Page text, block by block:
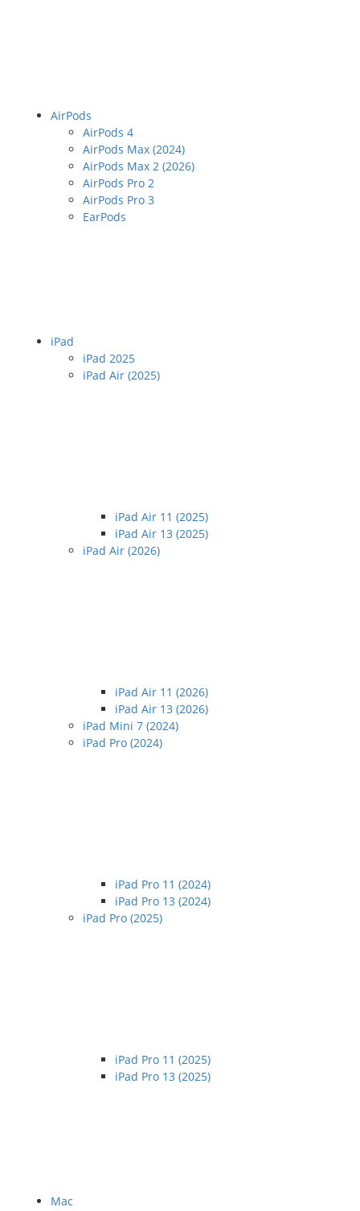
AirPods
AirPods 4
AirPods Max (2024)
AirPods Max 2 (2026)
AirPods Pro 2
AirPods Pro 3
EarPods
iPad
iPad 2025
iPad Air (2025)
iPad Air 11 (2025)
iPad Air 13 (2025)
iPad Air (2026)
iPad Air 11 (2026)
iPad Air 13 (2026)
iPad Mini 7 (2024)
iPad Pro (2024)
iPad Pro 11 (2024)
iPad Pro 13 (2024)
iPad Pro (2025)
iPad Pro 11 (2025)
iPad Pro 13 (2025)
Mac